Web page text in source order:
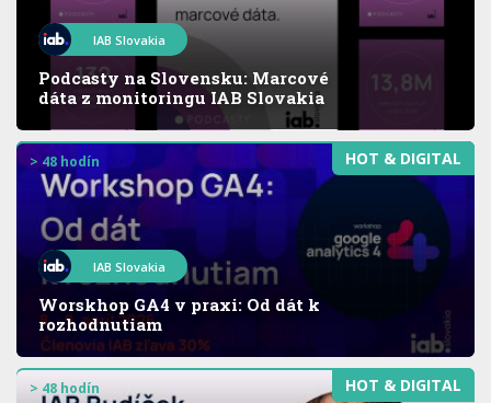
IAB Slovakia
Podcasty na Slovensku: Marcové
dáta z monitoringu IAB Slovakia
HOT & DIGITAL
> 48 hodín
IAB Slovakia
Worskhop GA4 v praxi: Od dát k
rozhodnutiam
HOT & DIGITAL
> 48 hodín